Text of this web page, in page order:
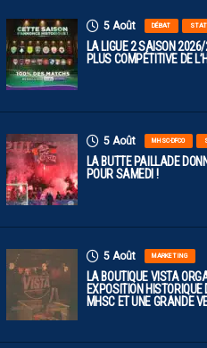
5 Août DÉBAT
LA LIGUE 2 SAISON
PLUS COMPÉTITIVE DE
5 Août MHSC-DFCO
LA BUTTE PAILLADE
POUR SAMEDI !
5 Août MARKETING
LA BOUTIQUE VISTA
EXPOSITION
MHSC ET UNE GRANDE